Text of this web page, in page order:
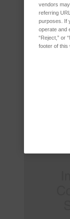
subcategories
subcategories
Analyseurs de
Cable, USB,
SKU : 310438
vendors
referring
purposes. If
operate and
“Reject,” or
footer of this